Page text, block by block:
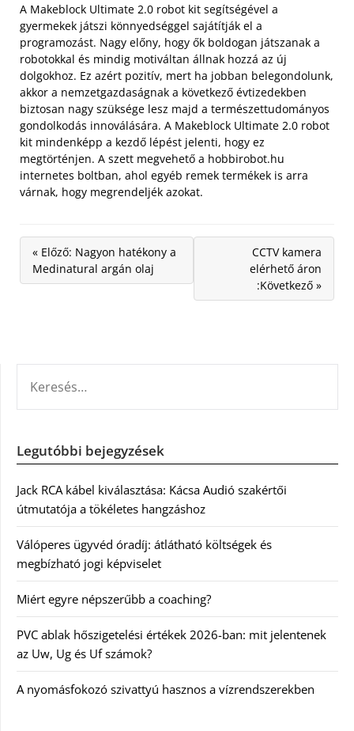
A Makeblock Ultimate 2.0 robot kit segítségével a
gyermekek játszi könnyedséggel sajátítják el a
programozást. Nagy előny, hogy ők boldogan játszanak a
robotokkal és mindig motiváltan állnak hozzá az új
dolgokhoz. Ez azért pozitív, mert ha jobban belegondolunk,
akkor a nemzetgazdaságnak a következő évtizedekben
biztosan nagy szüksége lesz majd a természettudományos
gondolkodás innoválására. A Makeblock Ultimate 2.0 robot
kit mindenképp a kezdő lépést jelenti, hogy ez
megtörténjen. A szett megvehető a hobbirobot.hu
internetes boltban, ahol egyéb remek termékek is arra
várnak, hogy megrendeljék azokat.
« Előző: Nagyon hatékony a
Medinatural argán olaj
CCTV kamera
elérhető áron
:Következő »
Legutóbbi bejegyzések
Jack RCA kábel kiválasztása: Kácsa Audió szakértői
útmutatója a tökéletes hangzáshoz
Válóperes ügyvéd óradíj: átlátható költségek és
megbízható jogi képviselet
Miért egyre népszerűbb a coaching?
PVC ablak hőszigetelési értékek 2026-ban: mit jelentenek
az Uw, Ug és Uf számok?
A nyomásfokozó szivattyú hasznos a vízrendszerekben